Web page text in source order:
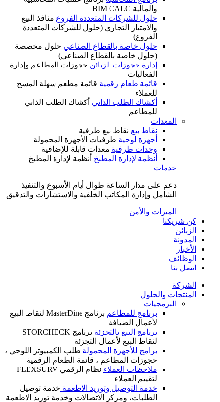
والمالية BIM CALC
حلول للشركات المتعددة الفروع منافذ البيع
والامتياز التجاري (حلول للشركات المتعددة
الفروع)
حلول خاصة بالقطاع الصناعي حلول مخصصة
(حلول خاصة بالقطاع الصناعي)
إدارة حجوزات الزبائن حجوزات المطاعم وإدارة
الفعاليات
قائمة طعام رقمية قائمة مطعم سهلة المسح
للعملاء
أكشاك الطلب الذاتي أكشاك الطلب الذاتي
للمطاعم
المعدات
نقاط بيع نقاط بيع طرفية
أجهزة لوحية طرفيات الأجهزة المحمولة
وحدات طرفية معدات قابلة للإضافية
أنظمة لإدارة المطبخ أنظمة لإدارة المطبخ
خدمات
دعم على مدار الساعة طوال أيام الأسبوع والتنفيذ
الشامل وإدارة المكاتب الخلفية والاستشارات والتدقيق
الميزات والأمن
كن شريكنا
الزبائن
المدونة
الأخبار
الوظائف
اتصل بنا
الشركة
المنتجات والحلول
البرمجيات
برنامج للمطاعم
برنامج MasterDine لنقاط البيع
لأعمال الضيافة
برنامج البيع بالتجزئة
برنامج STORCHECK
لنقاط البيع لأعمال التجزئة
برامج للأجهزة المحمولة طلب الكمبيوتر اللوحي ،
حجوزات المطاعم ، قائمة الطعام الرقمية
ملاحظات العملاء
نظام الرقمي FLEXSURV
لتقييم العملاء
خدمة التوصيل وتوريد الاطعمة خدمة توصيل
الطلبات، ومركز الاتصالات وخدمة توريد الاطعمة